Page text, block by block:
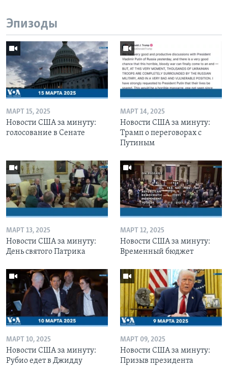
Эпизоды
МАРТ 15, 2025
Новости США за минуту:
голосование в Сенате
МАРТ 14, 2025
Новости США за минуту:
Трамп о переговорах с
Путиным
МАРТ 13, 2025
Новости США за минуту:
День святого Патрика
МАРТ 12, 2025
Новости США за минуту:
Временный бюджет
МАРТ 10, 2025
Новости США за минуту:
Рубио едет в Джидду
МАРТ 09, 2025
Новости США за минуту:
Призыв президента